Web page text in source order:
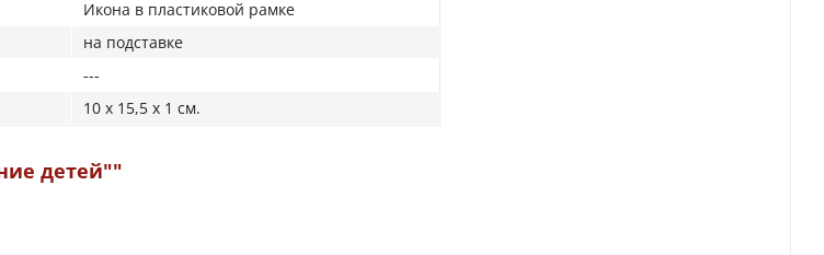
Икона в пластиковой рамке
на подставке
---
10 x 15,5 x 1 см.
детей""